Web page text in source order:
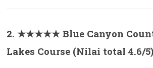
2. ★★★★★ Blue Canyon
Lakes Course (Nilai total 4.6/5)